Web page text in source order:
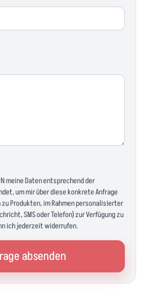
meine Daten entsprechend der
um mir über diese konkrete Anfrage
Produkten, im Rahmen personalisierter
SMS oder Telefon) zur Verfügung zu
ich jederzeit widerrufen.
absenden